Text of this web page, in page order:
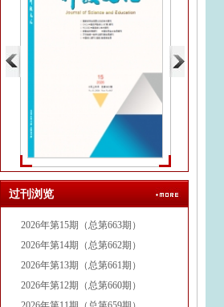
2026年第15期（...
过刊浏览
2026年第15期（总第663期）
2026年第14期（总第662期）
2026年第13期（总第661期）
2026年第12期（总第660期）